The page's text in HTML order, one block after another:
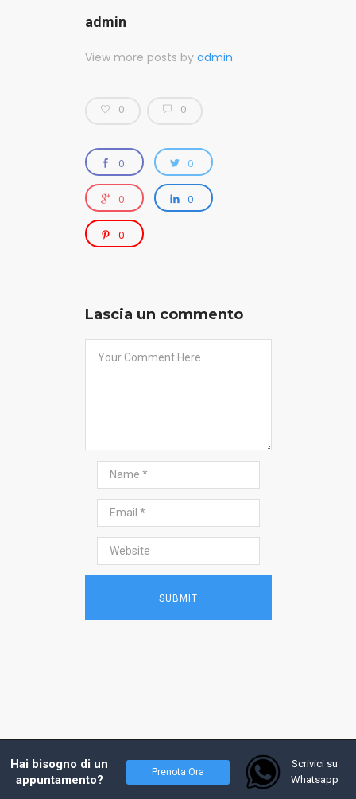
admin
View more posts by admin
0 0
0 0
0 0
0
Lascia un commento
2017 - Prof. Andrea Costanzo, tutti i diritti
riservati - Powered byW4Y
Hai bisogno di un
appuntamento?
Prenota Ora
Scrivici su
Whatsapp